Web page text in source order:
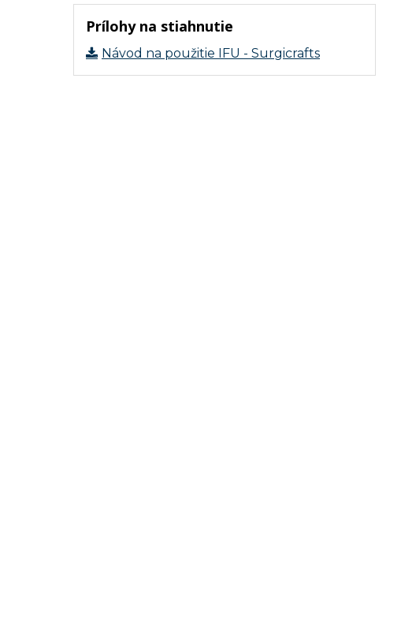
Prílohy na stiahnutie
Návod na použitie IFU - Surgicrafts